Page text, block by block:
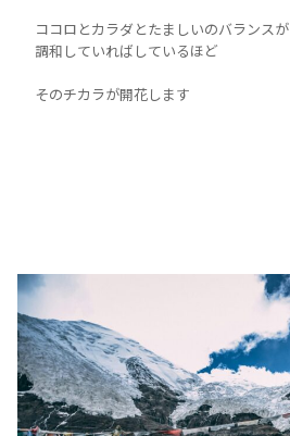
ココロとカラダとたましいのバランスが
調和していればしているほど
そのチカラが開花します